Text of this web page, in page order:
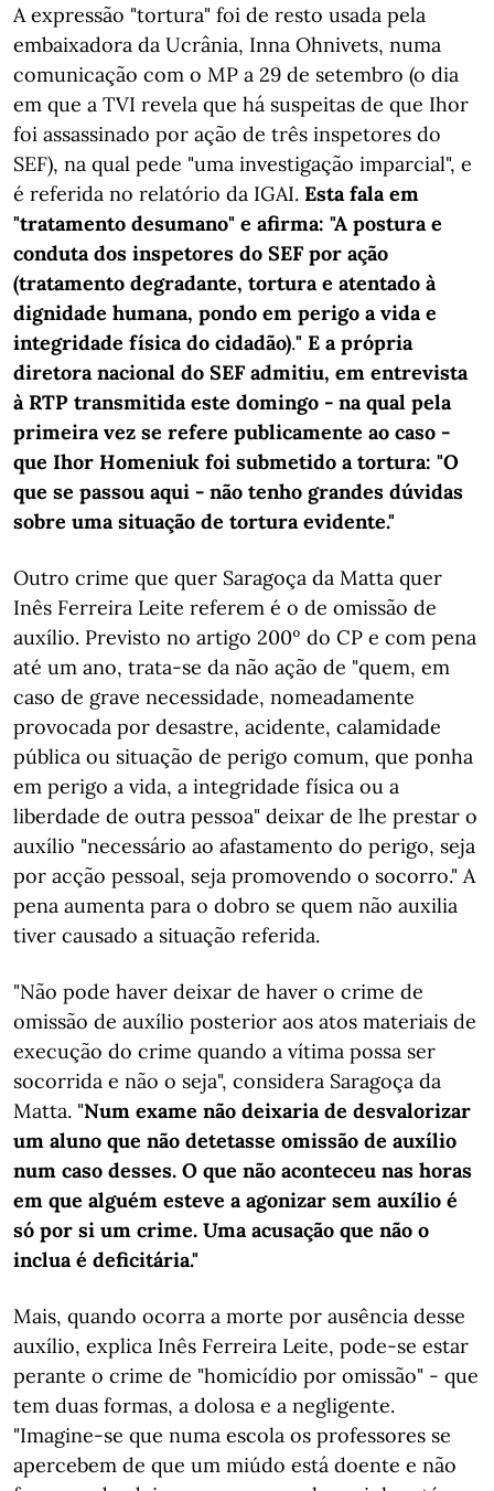
A expressão "tortura" foi de resto usada pela
embaixadora da Ucrânia, Inna Ohnivets, numa
comunicação com o MP a 29 de setembro (o dia
em que a TVI revela que há suspeitas de que Ihor
foi assassinado por ação de três inspetores do
SEF), na qual pede "uma investigação imparcial", e
é referida no relatório da IGAI. Esta fala em
"tratamento desumano" e afirma: "A postura e
conduta dos inspetores do SEF por ação
(tratamento degradante, tortura e atentado à
dignidade humana, pondo em perigo a vida e
integridade física do cidadão)." E a própria
diretora nacional do SEF admitiu, em entrevista
à RTP transmitida este domingo - na qual pela
primeira vez se refere publicamente ao caso -
que Ihor Homeniuk foi submetido a tortura: "O
que se passou aqui - não tenho grandes dúvidas
sobre uma situação de tortura evidente."
Outro crime que quer Saragoça da Matta quer
Inês Ferreira Leite referem é o de omissão de
auxílio. Previsto no artigo 200º do CP e com pena
até um ano, trata-se da não ação de "quem, em
caso de grave necessidade, nomeadamente
provocada por desastre, acidente, calamidade
pública ou situação de perigo comum, que ponha
em perigo a vida, a integridade física ou a
liberdade de outra pessoa" deixar de lhe prestar o
auxílio "necessário ao afastamento do perigo, seja
por acção pessoal, seja promovendo o socorro." A
pena aumenta para o dobro se quem não auxilia
tiver causado a situação referida.
"Não pode haver deixar de haver o crime de
omissão de auxílio posterior aos atos materiais de
execução do crime quando a vítima possa ser
socorrida e não o seja", considera Saragoça da
Matta. "Num exame não deixaria de desvalorizar
um aluno que não detetasse omissão de auxílio
num caso desses. O que não aconteceu nas horas
em que alguém esteve a agonizar sem auxílio é
só por si um crime. Uma acusação que não o
inclua é deficitária."
Mais, quando ocorra a morte por ausência desse
auxílio, explica Inês Ferreira Leite, pode-se estar
perante o crime de "homicídio por omissão" - que
tem duas formas, a dolosa e a negligente.
"Imagine-se que numa escola os professores se
apercebem de que um miúdo está doente e não